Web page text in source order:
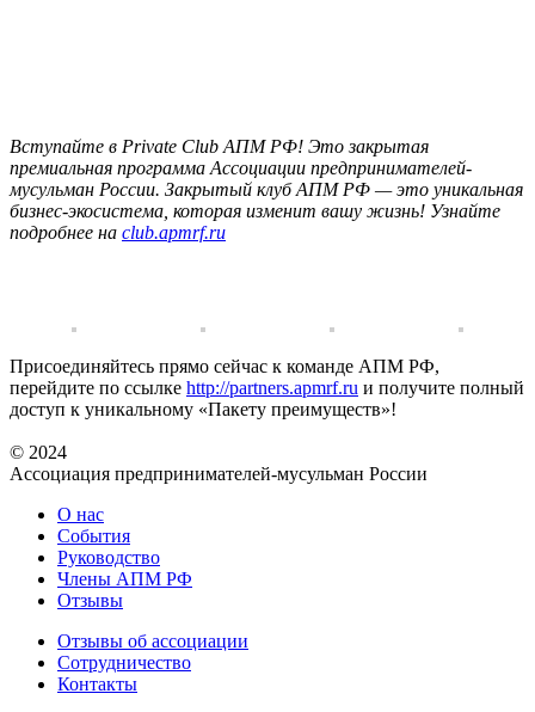
Вступайте в Private Club АПМ РФ! Это закрытая
премиальная программа Ассоциации предпринимателей-
мусульман России. Закрытый клуб АПМ РФ — это уникальная
бизнес-экосистема, которая изменит вашу жизнь! Узнайте
подробнее на club.apmrf.ru
Присоединяйтесь прямо сейчас к команде АПМ РФ,
перейдите по ссылке http://partners.apmrf.ru и получите полный
доступ к уникальному «Пакету преимуществ»!
© 2024
Ассоциация предпринимателей-мусульман России
О нас
События
Руководство
Члены АПМ РФ
Отзывы
Отзывы об ассоциации
Сотрудничество
Контакты